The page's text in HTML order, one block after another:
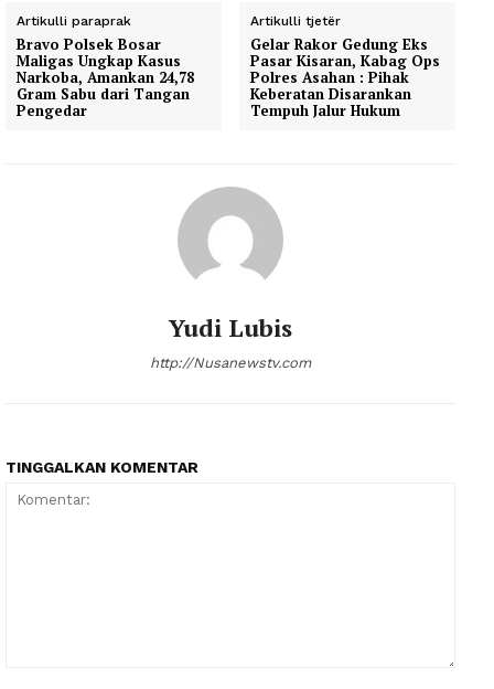
Artikulli paraprak
Bravo Polsek Bosar
Maligas Ungkap Kasus
Narkoba, Amankan 24,78
Gram Sabu dari Tangan
Pengedar
Artikulli tjetër
Gelar Rakor Gedung Eks
Pasar Kisaran, Kabag Ops
Polres Asahan : Pihak
Keberatan Disarankan
Tempuh Jalur Hukum
Yudi Lubis
http://Nusanewstv.com
TINGGALKAN KOMENTAR